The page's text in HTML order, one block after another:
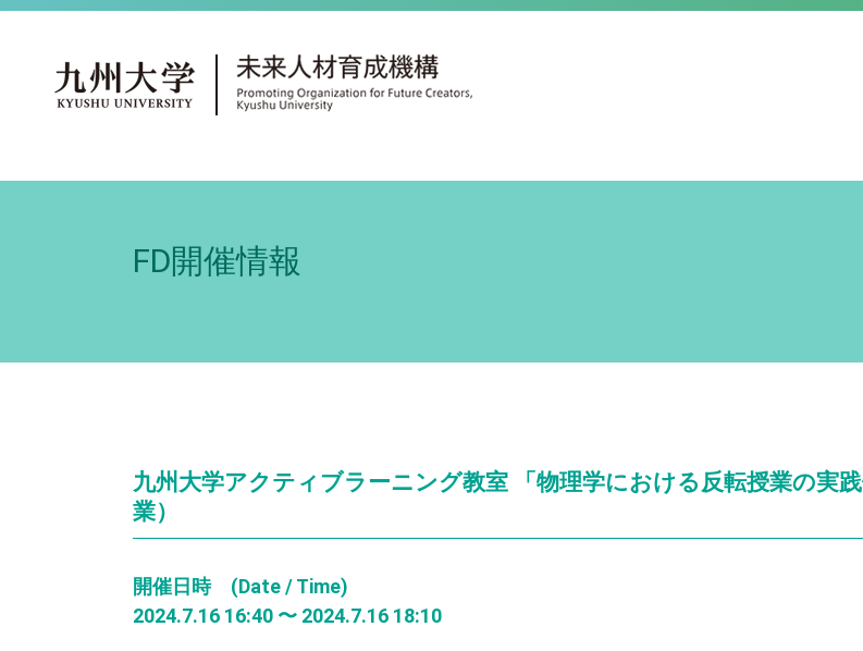
FD開催情報
九州大学アクティブラーニング教室 「物理学における反転授業の実
業）
開催日時 (Date / Time)
2024.7.16 16:40 〜 2024.7.16 18:10